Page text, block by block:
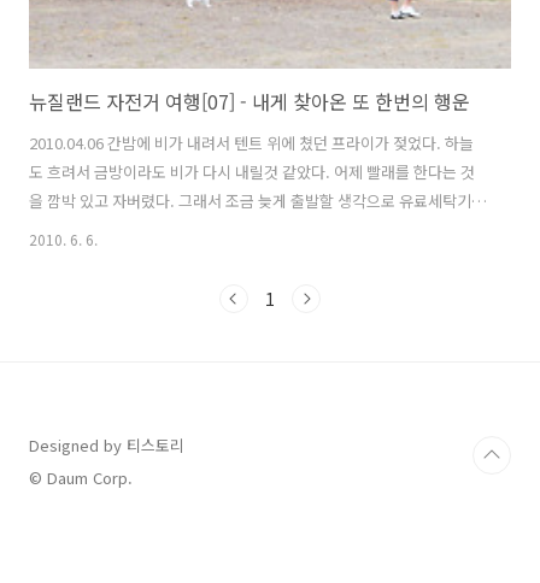
뉴질랜드 자전거 여행[07] - 내게 찾아온 또 한번의 행운
2010.04.06 간밤에 비가 내려서 텐트 위에 쳤던 프라이가 젖었다. 하늘
도 흐려서 금방이라도 비가 다시 내릴것 같았다. 어제 빨래를 한다는 것
을 깜박 있고 자버렸다. 그래서 조금 늦게 출발할 생각으로 유료세탁기에
발래를 돌렸다. 그런데 이거 왜이렇게 비싼지... 세제구입과 세탁, 드라이
이 : 4달러 비싼감은 있었지만... 그동안 빨래를 한 번도 못하고 있었다.
2010. 6. 6.
1
Designed by 티스토리
© Daum Corp.